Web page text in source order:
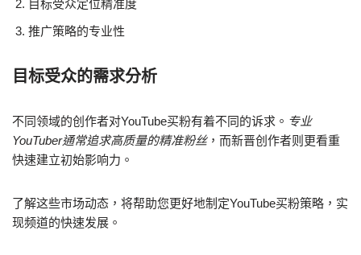
目标受众定位精准度
推广策略的专业性
目标受众的需求分析
不同领域的创作者对YouTube买粉有着不同的诉求。 专业
YouTuber通常追求高质量的精准粉丝，而新晋创作者则更看重
快速建立初始影响力。
了解这些市场动态，将帮助您更好地制定YouTube买粉策略，实
现频道的快速发展。